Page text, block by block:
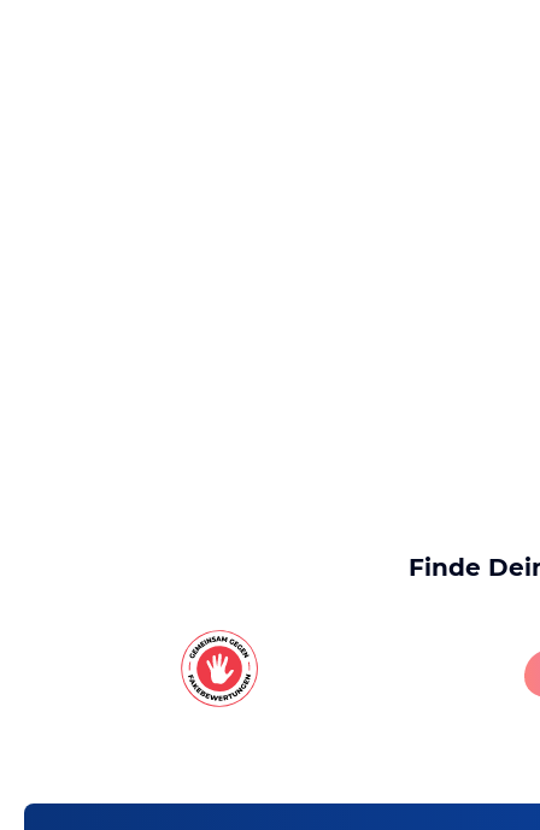
Finde